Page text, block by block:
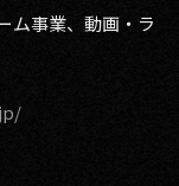
ム事業、動画・ラ